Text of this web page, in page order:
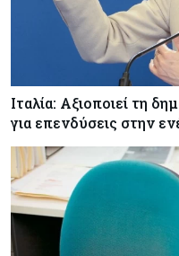
Ιταλία: Αξιοποιεί τη
για επενδύσεις στην